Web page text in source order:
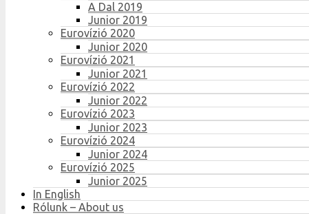
A Dal 2019
Junior 2019
Eurovízió 2020
Junior 2020
Eurovízió 2021
Junior 2021
Eurovízió 2022
Junior 2022
Eurovízió 2023
Junior 2023
Eurovízió 2024
Junior 2024
Eurovízió 2025
Junior 2025
In English
Rólunk – About us